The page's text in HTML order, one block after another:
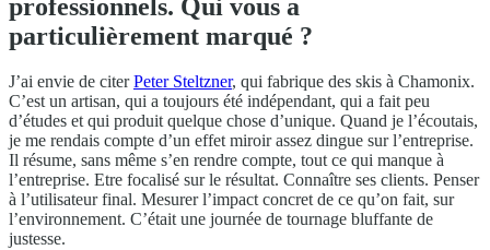
professionnels. Qui vous a
particulièrement marqué ?
J’ai envie de citerPeter Steltzner, qui fabrique des skis à Chamonix.
C’est un artisan, qui a toujours été indépendant, qui a fait peu
d’études et qui produit quelque chose d’unique. Quand je l’écoutais,
je me rendais compte d’un effet miroir assez dingue sur l’entreprise.
Il résume, sans même s’en rendre compte, tout ce qui manque à
l’entreprise. Etre focalisé sur le résultat. Connaître ses clients. Penser
à l’utilisateur final. Mesurer l’impact concret de ce qu’on fait, sur
l’environnement. C’était une journée de tournage bluffante de
justesse.